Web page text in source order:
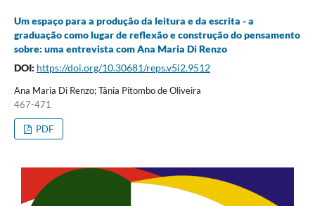
Um espaço para a produção da leitura e da escrita - a
graduação como lugar de reflexão e construção do pensamento
sobre: uma entrevista com Ana Maria Di Renzo
DOI: https://doi.org/10.30681/reps.v5i2.9512
Ana Maria Di Renzo; Tânia Pitombo de Oliveira
467-471
PDF